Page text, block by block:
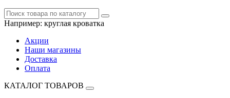
Например: круглая кроватка
Акции
Наши магазины
Доставка
Оплата
КАТАЛОГ ТОВАРОВ